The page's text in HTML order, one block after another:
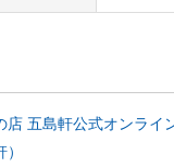
店 五島軒公式オンライ